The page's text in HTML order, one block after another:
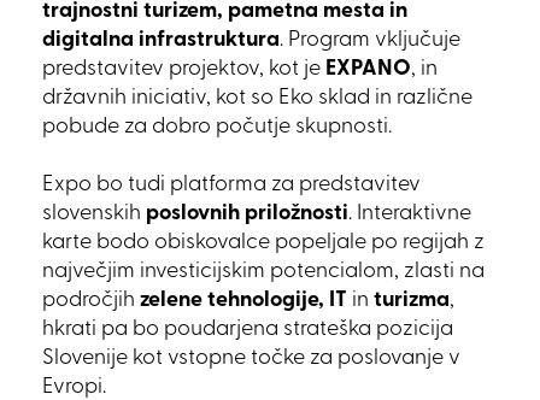
trajnostni turizem, pametna mesta in
digitalna infrastruktura. Program vključuje
predstavitev projektov, kot je EXPANO, in
državnih iniciativ, kot so Eko sklad in različne
pobude za dobro počutje skupnosti.
Expo bo tudi platforma za predstavitev
slovenskih poslovnih priložnosti. Interaktivne
karte bodo obiskovalce popeljale po regijah z
največjim investicijskim potencialom, zlasti na
področjih zelene tehnologije, IT in turizma,
hkrati pa bo poudarjena strateška pozicija
Slovenije kot vstopne točke za poslovanje v
Evropi.